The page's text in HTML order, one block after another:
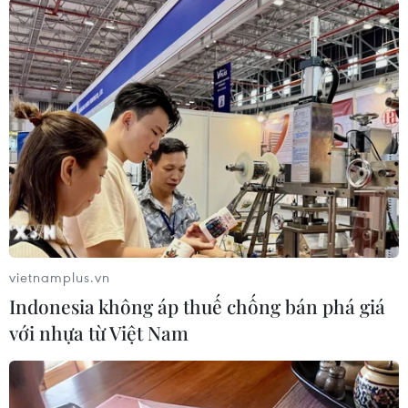
hữu giữa đội U17 Việt Nam và U17 Campuchia
tại sân vận động Quốc gia Olympic, Phnom
Penh./.
(TTXVN/Vietnam+)
vietnamplus.vn
Indonesia không áp thuế chống bán phá giá
với nhựa từ Việt Nam